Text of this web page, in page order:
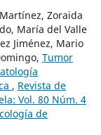
Zoraida
María del Valle
Jiménez, Mario
Tumor
, Revista de
Vol. 80 Núm. 4
de